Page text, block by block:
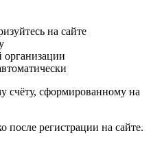
на сайте
счёту, сформированному на
после регистрации на сайте.